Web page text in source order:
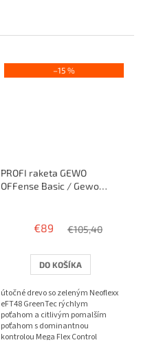
–15 %
PROFI raketa GEWO
OFFense Basic / Gewo
produktu
3,8
z
hviezdičiek.
€89 €105,40
DO KOŠÍKA
útočné drevo so zeleným Neoflexx
eFT48 GreenTec rýchlym
poťahom a citlivým pomalším
poťahom s dominantnou
kontrolou Mega Flex Control